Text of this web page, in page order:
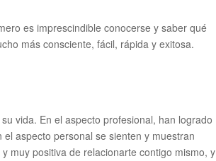
es imprescindible conocerse y saber qué
más consciente, fácil, rápida y exitosa.
vida. En el aspecto profesional, han logrado
aspecto personal se sienten y muestran
muy positiva de relacionarte contigo mismo, y